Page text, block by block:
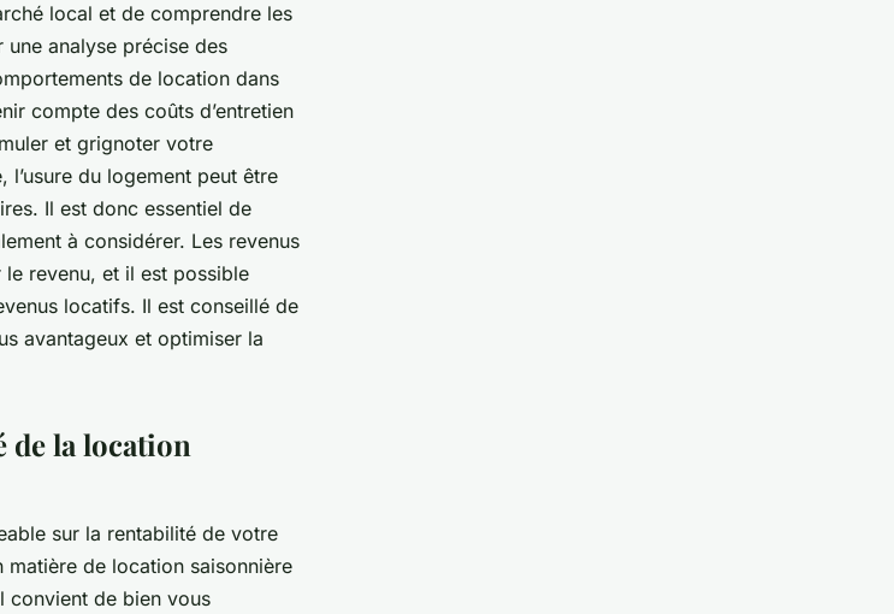
local et de comprendre les
analyse précise des
de location dans
compte des coûts d’entretien
et grignoter votre
du logement peut être
Il est donc essentiel de
à considérer. Les revenus
revenu, et il est possible
locatifs. Il est conseillé de
avantageux et optimiser la
de la location
sur la rentabilité de votre
de location saisonnière
convient de bien vous